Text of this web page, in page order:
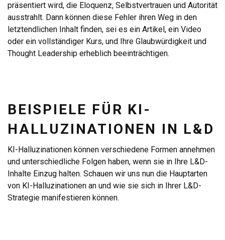
präsentiert wird, die Eloquenz, Selbstvertrauen und Autorität
ausstrahlt. Dann können diese Fehler ihren Weg in den
letztendlichen Inhalt finden, sei es ein Artikel, ein Video
oder ein vollständiger Kurs, und Ihre Glaubwürdigkeit und
Thought Leadership erheblich beeinträchtigen.
BEISPIELE FÜR KI-
HALLUZINATIONEN IN L&D
KI-Halluzinationen können verschiedene Formen annehmen
und unterschiedliche Folgen haben, wenn sie in Ihre L&D-
Inhalte Einzug halten. Schauen wir uns nun die Hauptarten
von KI-Halluzinationen an und wie sie sich in Ihrer L&D-
Strategie manifestieren können.